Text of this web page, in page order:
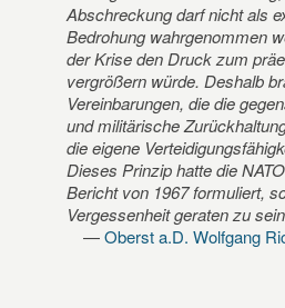
Abschreckung darf nicht als
Bedrohung wahrgenommen
der Krise den Druck zum
vergrößern würde. Deshalb
Vereinbarungen, die die
und militärische
die eigene
Dieses Prinzip hatte die
Bericht von 1967 formuliert,
Vergessenheit geraten zu
Oberst a.D. Wolfgang